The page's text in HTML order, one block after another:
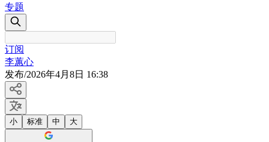
专题
订阅
李蕙心
发布/2026年4月8日 16:38
小 标准 中 大